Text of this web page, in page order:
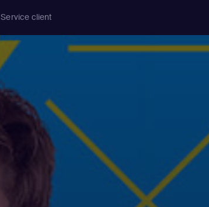
Service client